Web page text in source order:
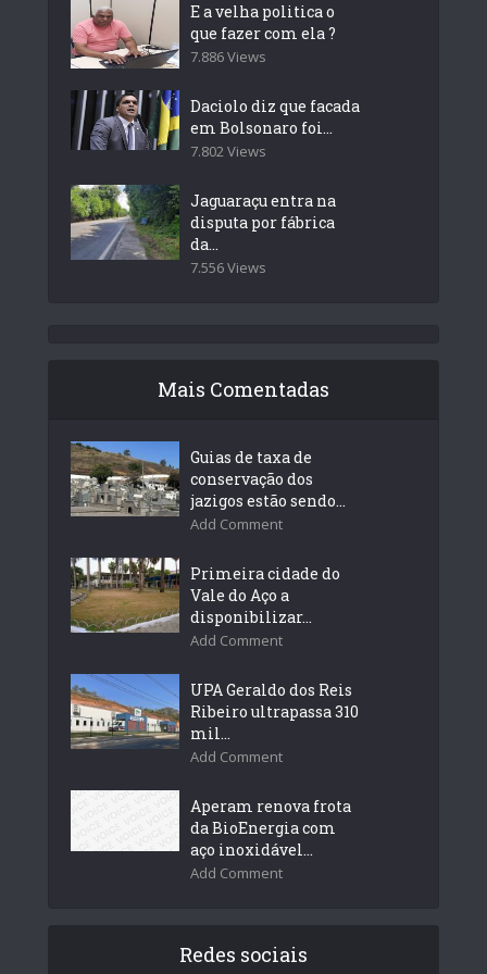
E a velha politica o
que fazer com ela ?
7.886 Views
Daciolo diz que facada
em Bolsonaro foi...
7.802 Views
Jaguaraçu entra na
disputa por fábrica
da...
7.556 Views
Mais Comentadas
Guias de taxa de
conservação dos
jazigos estão sendo...
Add Comment
Primeira cidade do
Vale do Aço a
disponibilizar...
Add Comment
UPA Geraldo dos Reis
Ribeiro ultrapassa 310
mil...
Add Comment
Aperam renova frota
da BioEnergia com
aço inoxidável...
Add Comment
Redes sociais